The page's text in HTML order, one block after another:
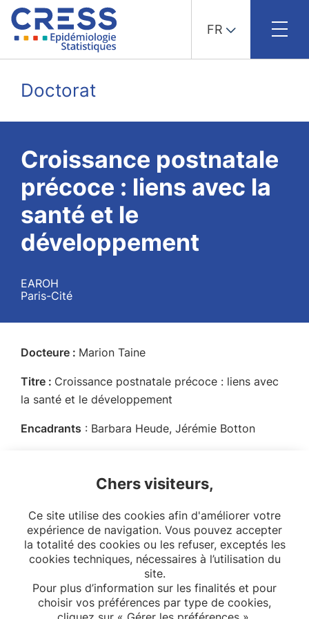
content
FR
Doctorat
Croissance postnatale
précoce : liens avec la
santé et le
développement
EAROH
Paris-Cité
Docteure : Marion Taine
Titre : Croissance postnatale précoce : liens avec
la santé et le développement
Encadrants : Barbara Heude, Jérémie Botton
Sciences de l’Information Biomédicale, Université
Date de soutenance :06/12/2018
Chers visiteurs,
Ce site utilise des cookies afin d'améliorer votre
expérience de navigation. Vous pouvez accepter
la totalité des cookies ou les refuser, exceptés les
cookies techniques, nécessaires à l’utilisation du
site.
Pour plus d’information sur les finalités et pour
choisir vos préférences par type de cookies,